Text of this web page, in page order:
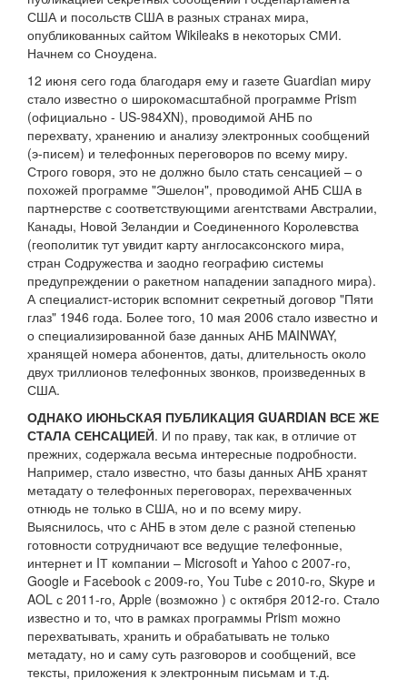
США и посольств США в разных странах мира,
опубликованных сайтом Wikileaks в некоторых СМИ.
Начнем со Сноудена.
12 июня сего года благодаря ему и газете Guardian миру
стало известно о широкомасштабной программе Prism
(официально - US-984XN), проводимой АНБ по
перехвату, хранению и анализу электронных сообщений
(э-писем) и телефонных переговоров по всему миру.
Строго говоря, это не должно было стать сенсацией – о
похожей программе "Эшелон", проводимой АНБ США в
партнерстве с соответствующими агентствами Австралии,
Канады, Новой Зеландии и Соединенного Королевства
(геополитик тут увидит карту англосаксонского мира,
стран Содружества и заодно географию системы
предупреждении о ракетном нападении западного мира).
А специалист-историк вспомнит секретный договор "Пяти
глаз" 1946 года. Более того, 10 мая 2006 стало известно и
о специализированной базе данных АНБ MAINWAY,
хранящей номера абонентов, даты, длительность около
двух триллионов телефонных звонков, произведенных в
США.
ОДНАКО ИЮНЬСКАЯ ПУБЛИКАЦИЯ GUARDIAN ВСЕ ЖЕ
СТАЛА СЕНСАЦИЕЙ. И по праву, так как, в отличие от
прежних, содержала весьма интересные подробности.
Например, стало известно, что базы данных АНБ хранят
метадату о телефонных переговорах, перехваченных
отнюдь не только в США, но и по всему миру.
Выяснилось, что с АНБ в этом деле с разной степенью
готовности сотрудничают все ведущие телефонные,
интернет и IТ компании – Microsoft и Yahoo c 2007-го,
Google и Facebook с 2009-го, Yоu Tube с 2010-го, Skype и
AOL с 2011-го, Apple (возможно ) с октября 2012-го. Стало
известно и то, что в рамках программы Prism можно
перехватывать, хранить и обрабатывать не только
метадату, но и саму суть разговоров и сообщений, все
тексты, приложения к электронным письмам и т.д.